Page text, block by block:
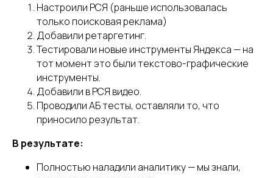
Настроили РСЯ (раньше использовалась
только поисковая реклама)
Добавили ретаргетинг.
Тестировали новые инструменты Яндекса — на
тот момент это были текстово-графические
инструменты.
Добавили в РСЯ видео.
Проводили АБ тесты, оставляли то, что
приносило результат.
В результате:
Полностью наладили аналитику — мы знали,